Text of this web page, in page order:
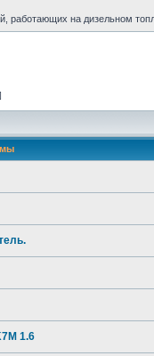
работающих на дизельном
1.6